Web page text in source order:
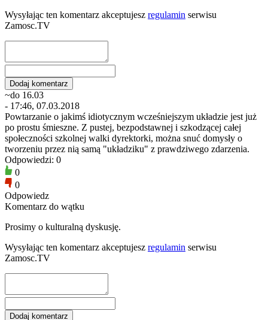
Wysyłając ten komentarz akceptujesz regulamin serwisu
Zamosc.TV
~do 16.03
- 17:46, 07.03.2018
Powtarzanie o jakimś idiotycznym wcześniejszym układzie jest już
po prostu śmieszne. Z pustej, bezpodstawnej i szkodzącej całej
społeczności szkolnej walki dyrektorki, można snuć domysły o
tworzeniu przez nią samą "układziku" z prawdziwego zdarzenia.
Odpowiedzi: 0
0
0
Odpowiedz
Komentarz do wątku
Prosimy o kulturalną dyskusję.
Wysyłając ten komentarz akceptujesz regulamin serwisu
Zamosc.TV